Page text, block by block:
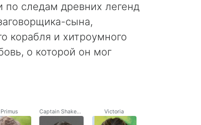
следам древних легенд
сына,
корабля и хитроумного
о которой он мог
Primus Captain Shakespeare Victoria